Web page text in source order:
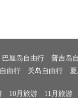
巴厘岛自由行
普吉岛
由行 关岛自由行
10月旅游 11月旅游